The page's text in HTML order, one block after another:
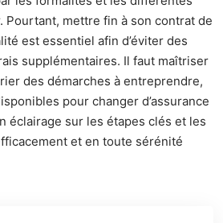
Pourtant, mettre fin à son contrat de
est essentiel afin d’éviter des
supplémentaires. Il faut maîtriser
des démarches à entreprendre,
pour changer d’assurance
éclairage sur les étapes clés et les
et en toute sérénité